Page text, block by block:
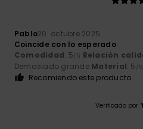
Pablo20. octubre 2025
Coincide con lo esperado
Comodidad: 5/5 Relación
Demasiado grande Material: 5 /5
Recomiendo este producto
Verificado por